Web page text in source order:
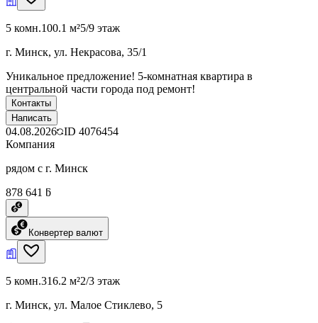
5 комн.100.1 м²5/9 этаж
г. Минск, ул. Некрасова, 35/1
Уникальное предложение! 5-комнатная квартира в
центральной части города под ремонт!
Контакты
Написать
04.08.2026 ID 4076454
Компания
рядом с г. Минск
878 641 ƃ
Конвертер валют
5 комн.316.2 м²2/3 этаж
г. Минск, ул. Малое Стиклево, 5